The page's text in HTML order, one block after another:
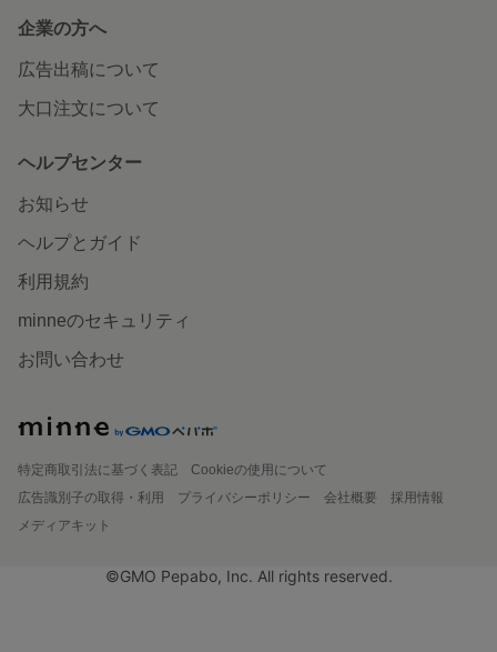
企業の方へ
広告出稿について
大口注文について
ヘルプセンター
お知らせ
ヘルプとガイド
利用規約
minneのセキュリティ
お問い合わせ
特定商取引法に基づく表記
Cookieの使用について
広告識別子の取得・利用
プライバシーポリシー 会社概要
採用情報
メディアキット
©GMO Pepabo, Inc. All rights reserved.